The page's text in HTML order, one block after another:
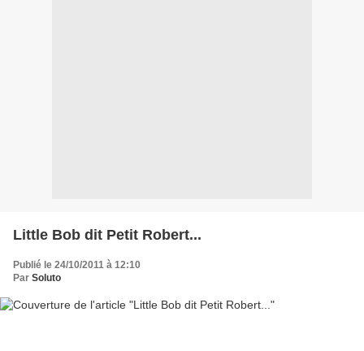
Little Bob dit Petit Robert...
Publié le 24/10/2011 à 12:10
Par Soluto